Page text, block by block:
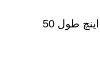
شیلنگ فلکسی استیل 1 اینچ طول 50